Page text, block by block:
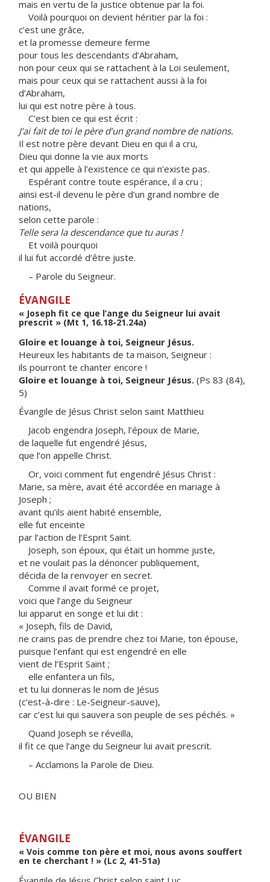
mais en vertu de la justice obtenue par la foi.
Voilà pourquoi on devient héritier par la foi :
c’est une grâce,
et la promesse demeure ferme
pour tous les descendants d’Abraham,
non pour ceux qui se rattachent à la Loi seulement,
mais pour ceux qui se rattachent aussi à la foi
d’Abraham,
lui qui est notre père à tous.
C’est bien ce qui est écrit :
J’ai fait de toi le père d’un grand nombre de nations.
Il est notre père devant Dieu en qui il a cru,
Dieu qui donne la vie aux morts
et qui appelle à l’existence ce qui n’existe pas.
Espérant contre toute espérance, il a cru ;
ainsi est-il devenu le père d’un grand nombre de
nations,
selon cette parole :
Telle sera la descendance que tu auras !
Et voilà pourquoi
il lui fut accordé d’être juste.
– Parole du Seigneur.
ÉVANGILE
« Joseph fit ce que l’ange du Seigneur lui avait
prescrit » (Mt 1, 16.18-21.24a)
Gloire et louange à toi, Seigneur Jésus.
Heureux les habitants de ta maison, Seigneur :
ils pourront te chanter encore !
Gloire et louange à toi, Seigneur Jésus. (Ps 83 (84),
5)
Évangile de Jésus Christ selon saint Matthieu
Jacob engendra Joseph, l’époux de Marie,
de laquelle fut engendré Jésus,
que l’on appelle Christ.
Or, voici comment fut engendré Jésus Christ :
Marie, sa mère, avait été accordée en mariage à
Joseph ;
avant qu’ils aient habité ensemble,
elle fut enceinte
par l’action de l’Esprit Saint.
Joseph, son époux, qui était un homme juste,
et ne voulait pas la dénoncer publiquement,
décida de la renvoyer en secret.
Comme il avait formé ce projet,
voici que l’ange du Seigneur
lui apparut en songe et lui dit :
« Joseph, fils de David,
ne crains pas de prendre chez toi Marie, ton épouse,
puisque l’enfant qui est engendré en elle
vient de l’Esprit Saint ;
elle enfantera un fils,
et tu lui donneras le nom de Jésus
(c’est-à-dire : Le-Seigneur-sauve),
car c’est lui qui sauvera son peuple de ses péchés. »
Quand Joseph se réveilla,
il fit ce que l’ange du Seigneur lui avait prescrit.
– Acclamons la Parole de Dieu.
OU BIEN
ÉVANGILE
« Vois comme ton père et moi, nous avons souffert
en te cherchant ! » (Lc 2, 41-51a)